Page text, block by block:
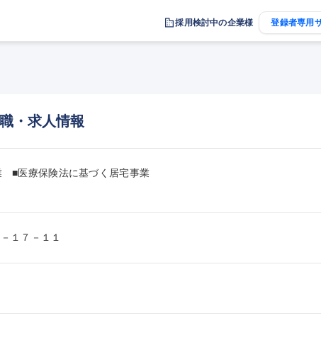
採用検討中の企業様 登録者専用
・求人情報
■医療保険法に基づく居宅事業
１７－１１